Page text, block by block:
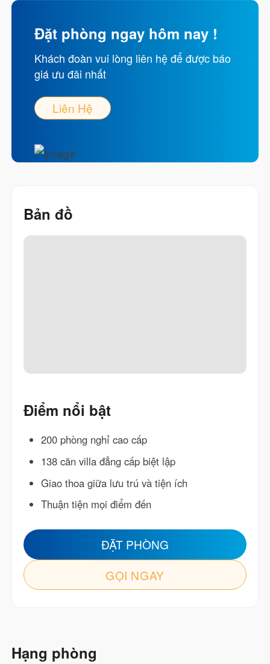
Đặt phòng ngay hôm nay !
Khách đoàn vui lòng liên hệ để được báo
giá ưu đãi nhất
Liên Hệ
Bản đồ
Điểm nổi bật
200 phòng nghỉ cao cấp
138 căn villa đẳng cấp biệt lập
Giao thoa giữa lưu trú và tiện ích
Thuận tiện mọi điểm đến
ĐẶT PHÒNG
GỌI NGAY
Hạng phòng